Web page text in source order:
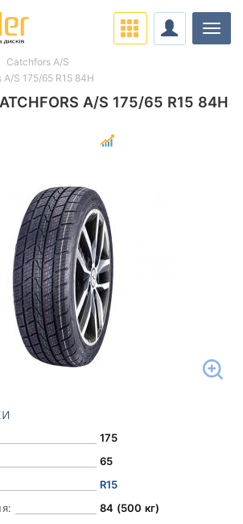
A/S 175/65 R15 84H
175
65
R15
84 (500 кг)
Catchfors A/S
S 175/65 R15 84H